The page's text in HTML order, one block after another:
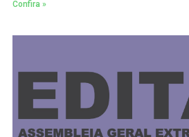
Confira »